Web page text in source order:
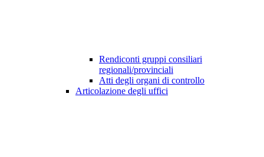
Rendiconti gruppi consiliari
regionali/provinciali
Atti degli organi di controllo
Articolazione degli uffici